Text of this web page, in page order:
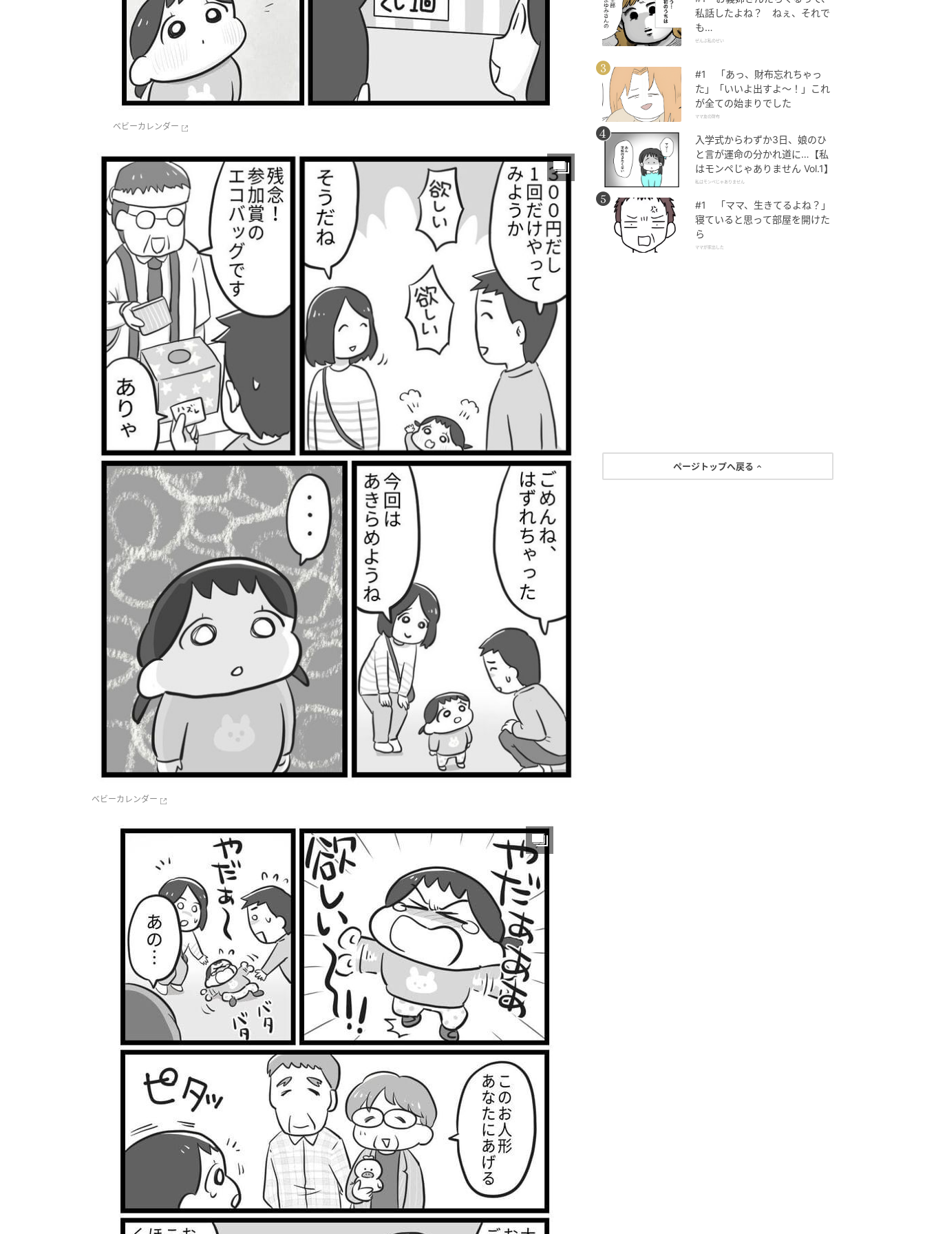
ベビーカレンダー
ベビーカレンダー
私話したよね？ ねぇ、それで
も…
ぜんぶ私のせい
#1 「あっ、財布忘れちゃっ
た」「いいよ出すよ〜！」これ
が全ての始まりでした
ママ友の財布
入学式からわずか3日、娘のひ
と言が運命の分かれ道に…【私
はモンペじゃありません Vol.1】
私はモンペじゃありません
#1 「ママ、生きてるよね？」
寝ていると思って部屋を開けた
ら
ママが家出した
ページトップへ戻る